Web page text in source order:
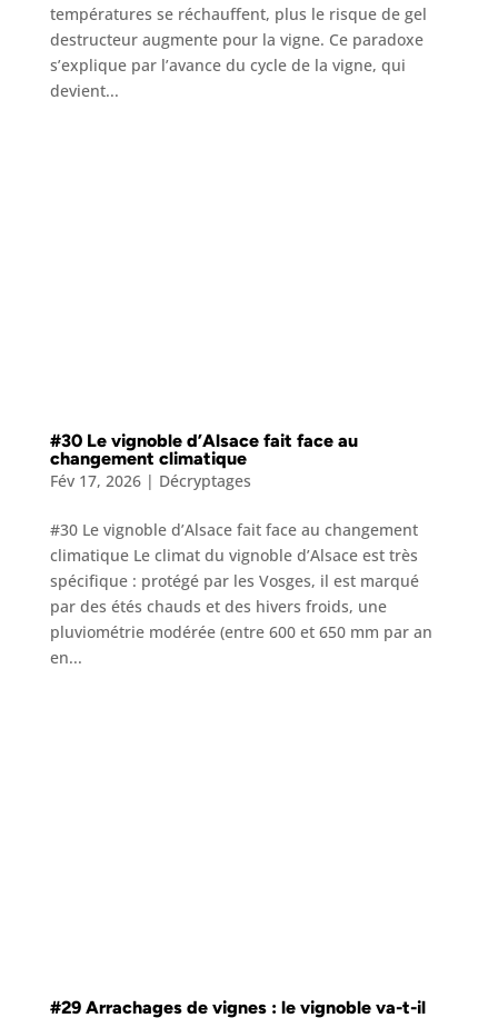
températures se réchauffent, plus le risque de gel
destructeur augmente pour la vigne. Ce paradoxe
s’explique par l’avance du cycle de la vigne, qui
devient...
#30 Le vignoble d’Alsace fait face au
changement climatique
Fév 17, 2026| Décryptages
#30 Le vignoble d’Alsace fait face au changement
climatique Le climat du vignoble d’Alsace est très
spécifique : protégé par les Vosges, il est marqué
par des étés chauds et des hivers froids, une
pluviométrie modérée (entre 600 et 650 mm par an
en...
#29 Arrachages de vignes : le vignoble va-t-il